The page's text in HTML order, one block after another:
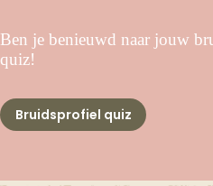
Ben je benieuwd naar jouw
quiz!
Bruidsprofiel quiz